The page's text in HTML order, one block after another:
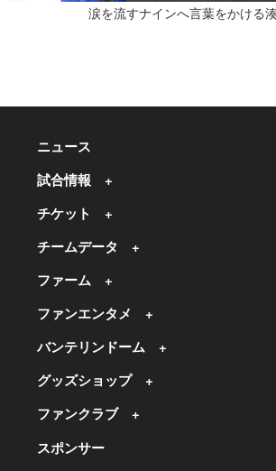
涙を流すナインへ言葉をかける
ニュース
試合情報
チケット
チームデータ
ファーム
ファンエンタメ
バンテリンドーム
グッズショップ
ファンクラブ
スポンサー